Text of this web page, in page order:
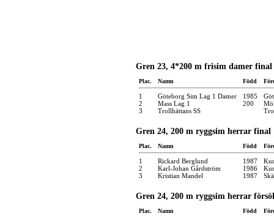
Gren 23, 4*200 m frisim damer final
Plac. Namn Född
1 Göteborg Sim Lag 1 Damer 1985
2
Mass Lag 1 200
3
Trollhättans SS
Gren 24, 200 m ryggsim herrar final
Plac. Namn Född
1 Rickard Berglund 1987
2
Karl-Johan Gårdström 1986
3
Kristian Mandel 1987
Gren 24, 200 m ryggsim herrar
Plac. Namn Född